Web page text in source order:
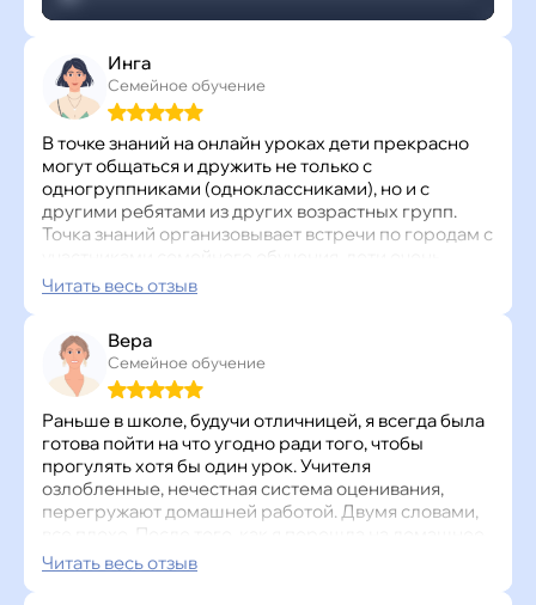
Инга
Семейное обучение
В точке знаний на онлайн уроках дети прекрасно
могут общаться и дружить не только с
одногруппниками (одноклассниками), но и с
другими ребятами из других возрастных групп.
Точка знаний организовывает встречи по городам с
участниками семейного обучения, дети очень
счастливы.
Моя дочь абсолютно не страдает от непосещения
прекрасно. Прекрасно знает как вести себя в
театре и других общественных местах. Общается с
детьми на доп. занятиях, кружках и секциях.
Процесс образования не страдает, а воспитание
это уже на нашей стороне, на родительской. Не
живите по шаблонам. Пусть каждый выберет себе
именно то, что ему больше подходит в той или иной
ситуации.
Читать весь отзыв
Вера
Семейное обучение
Раньше в школе, будучи отличницей, я всегда была
готова пойти на что угодно ради того, чтобы
прогулять хотя бы один урок. Учителя
озлобленные, нечестная система оценивания,
перегружают домашней работой. Двумя словами,
все плохо. После того, как я перешла на домашнее
обучение, моя жизнь перевернулась с головы на
ноги. Это было моим самым лучшим решением в
Читать весь отзыв